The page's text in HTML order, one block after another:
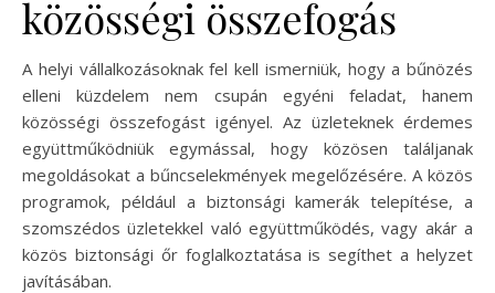
közösségi összefogás
A helyi vállalkozásoknak fel kell ismerniük, hogy a bűnözés
elleni küzdelem nem csupán egyéni feladat, hanem
közösségi összefogást igényel. Az üzleteknek érdemes
együttműködniük egymással, hogy közösen találjanak
megoldásokat a bűncselekmények megelőzésére. A közös
programok, például a biztonsági kamerák telepítése, a
szomszédos üzletekkel való együttműködés, vagy akár a
közös biztonsági őr foglalkoztatása is segíthet a helyzet
javításában.